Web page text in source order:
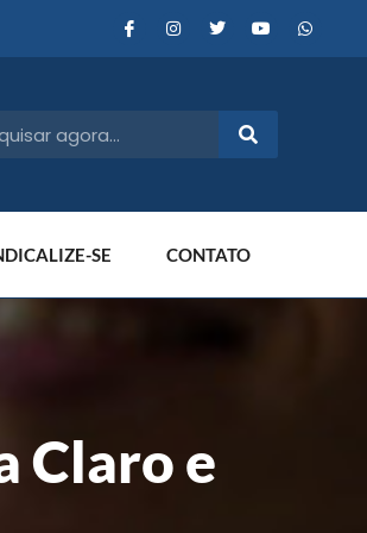
SE CONTATO
Claro e